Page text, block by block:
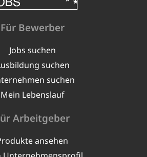
Für Bewerber
Jobs suchen
suchen
suchen
Mein Lebenslauf
Arbeitgeber
ansehen